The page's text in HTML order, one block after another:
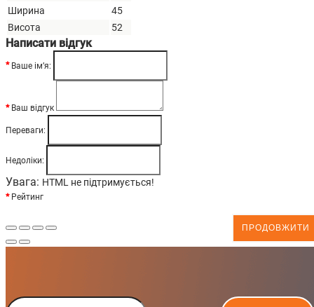
Ширина
45
Висота
52
Написати відгук
Ваше ім’я:
Ваш відгук
Переваги:
Недоліки:
Увага: HTML не підтримується!
Рейтинг
ПРОДОВЖИТИ